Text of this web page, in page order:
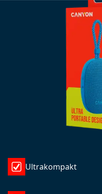
Ultrakompakt